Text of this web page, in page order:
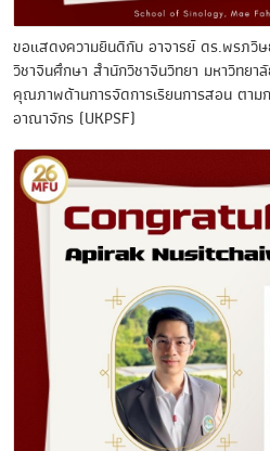
ขอแสดงความยินดีกับ อาจารย์ ดร.พรภวิ
วิชาจีนศึกษา สำนักวิชาจีนวิทยา มหาวิทยา
คุณภาพด้านการจัดการเรียนการสอน ตาม
อาณาจักร (UKPSF)